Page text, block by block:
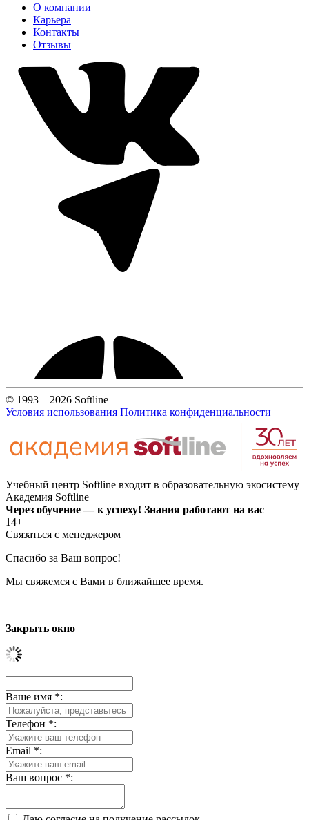
О компании
Карьера
Контакты
Отзывы
© 1993—2026 Softline
Условия использования Политика конфиденциальности
Учебный центр Softline входит в образовательную экосистему
Академия Softline
Через обучение — к успеху! Знания работают на вас
14+
Связаться с менеджером
Спасибо за Ваш вопрос!
Мы свяжемся с Вами в ближайшее время.
Закрыть окно
Ваше имя *:
Телефон *:
Email *:
Ваш вопрос *: